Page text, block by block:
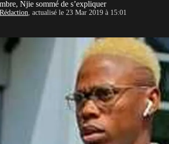
Njie sommé de s’expliquer
Rédaction, actualisé le 23 Mar 2019 à 15:01